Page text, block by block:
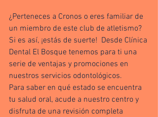
¿Perteneces a Cronos o eres familiar de
un miembro de este club de atletismo?
Si es así, ¡estás de suerte!  Desde Clínica
Dental El Bosque tenemos para ti una
serie de ventajas y promociones en
nuestros servicios odontológicos.
Para saber en qué estado se encuentra
tu salud oral, acude a nuestro centro y
disfruta de una revisión completa